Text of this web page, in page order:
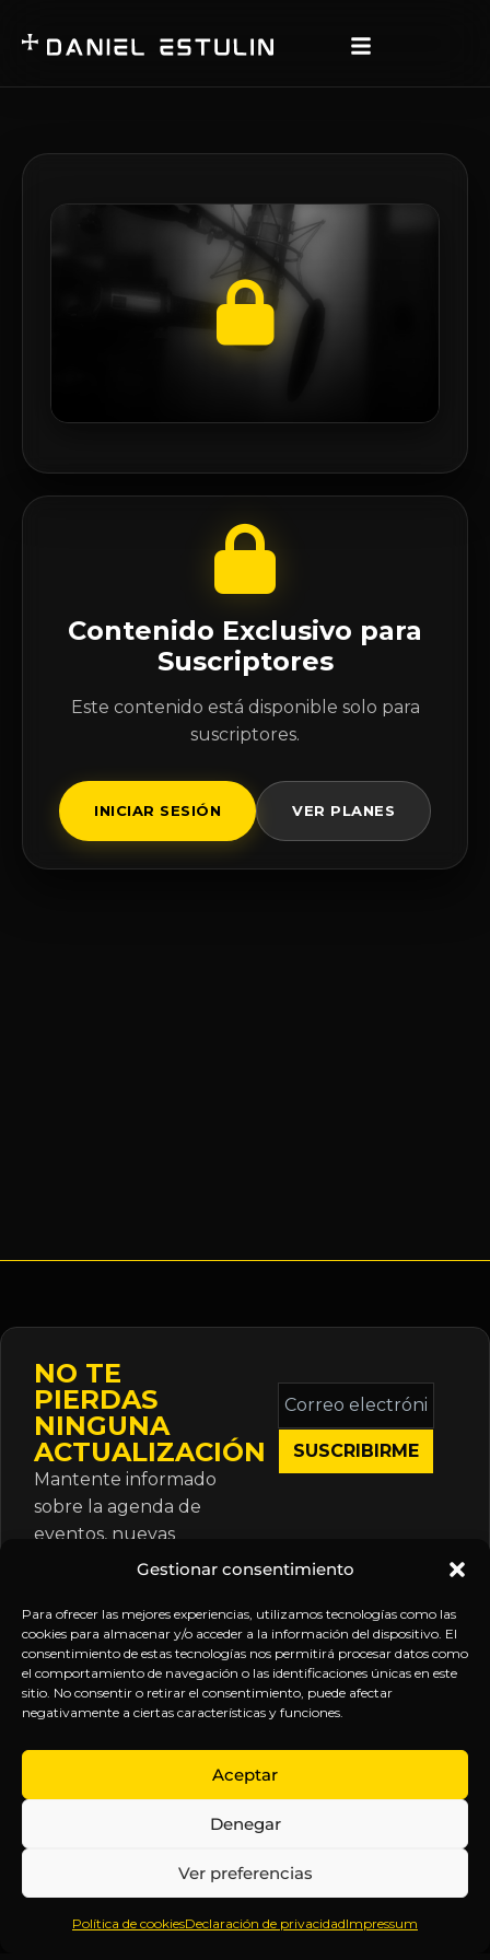
Gestionar consentimiento
Para ofrecer las mejores experiencias, utilizamos tecnologías como las
cookies para almacenar y/o acceder a la información del dispositivo. El
consentimiento de estas tecnologías nos permitirá procesar datos como
el comportamiento de navegación o las identificaciones únicas en este
sitio. No consentir o retirar el consentimiento, puede afectar
negativamente a ciertas características y funciones.
Aceptar
Denegar
Ver preferencias
Política de cookiesDeclaración de privacidadImpressum
Contenido Exclusivo para
Suscriptores
Este contenido está disponible solo para
suscriptores.
INICIAR SESIÓN VER PLANES
NO TE
PIERDAS
NINGUNA
ACTUALIZACIÓN
Mantente informado
sobre la agenda de
eventos, nuevas
publicaciones y
suscripción.
Correo
electrónico
*
Inteligencia
Anticipándonos
EXPLORA
Inicio
Sobre
Contenido
Webinars
LEGAL
Política
de
Términos y
Aviso
SÍGUENOS